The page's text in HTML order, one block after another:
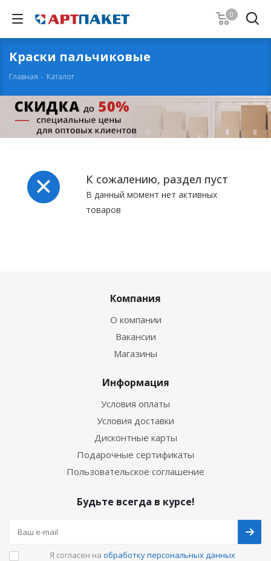
0
Краски пальчиковые
Главная - Каталог
К сожалению, раздел пуст
В данный момент нет активных
товаров
Компания
О компании
Вакансии
Магазины
Информация
Условия оплаты
Условия доставки
Дисконтные карты
Подарочные сертификаты
Пользовательское соглашение
Будьте всегда в курсе!
Я согласен на обработку персональных данных